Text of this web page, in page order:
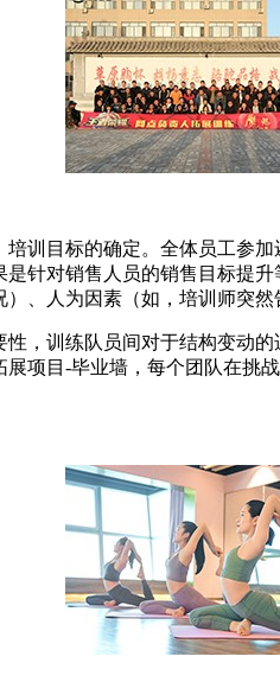
训目标的确定。全体员工
针对销售人员的销售目标提
、人为因素（如，培训师突然
，训练队员间对于结构变动
项目-毕业墙，每个团队在